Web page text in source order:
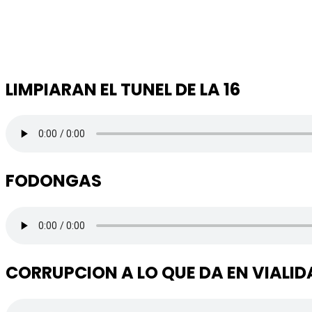
LIMPIARAN EL TUNEL DE LA 16
FODONGAS
CORRUPCION A LO QUE DA EN